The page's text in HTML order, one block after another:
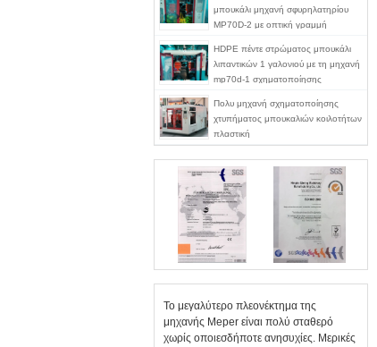
μπουκάλι μηχανή σφυρηλατηρίου
MP70D-2 με οπτική γραμμή
HDPE πέντε στρώματος μπουκάλι
λιπαντικών 1 γαλονιού με τη μηχανή
mp70d-1 σχηματοποίησης
άποψης
Πολυ μηχανή σχηματοποίησης
χτυπήματος μπουκαλιών κοιλοτήτων
πλαστική
Το μεγαλύτερο πλεονέκτημα της
μηχανής Meper είναι πολύ σταθερό
χωρίς οποιεσδήποτε ανησυχίες. Μερικές